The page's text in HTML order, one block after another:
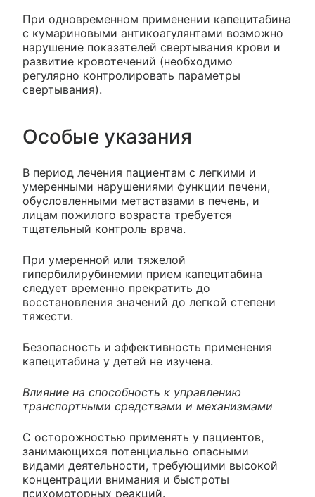
При одновременном применении капецитабина
с кумариновыми антикоагулянтами возможно
нарушение показателей свертывания крови и
развитие кровотечений (необходимо
регулярно контролировать параметры
свертывания).
Особые указания
В период лечения пациентам с легкими и
умеренными нарушениями функции печени,
обусловленными метастазами в печень, и
лицам пожилого возраста требуется
тщательный контроль врача.
При умеренной или тяжелой
гипербилирубинемии прием капецитабина
следует временно прекратить до
восстановления значений до легкой степени
тяжести.
Безопасность и эффективность применения
капецитабина у детей не изучена.
Влияние на способность к управлению
транспортными средствами и механизмами
С осторожностью применять у пациентов,
занимающихся потенциально опасными
видами деятельности, требующими высокой
концентрации внимания и быстроты
психомоторных реакций.